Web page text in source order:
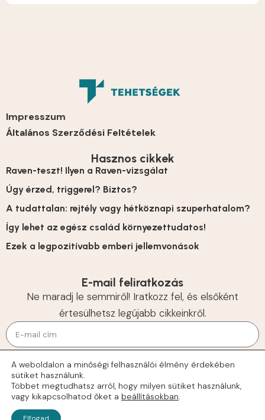
Impresszum
Általános Szerződési Feltételek
Hasznos cikkek
Raven-teszt! Ilyen a Raven-vizsgálat
Úgy érzed, triggerel? Biztos?
A tudattalan: rejtély vagy hétköznapi szuperhatalom?
Így lehet az egész család környezettudatos!
Ezek a legpozitívabb emberi jellemvonások
E-mail feliratkozás
Ne maradj le semmiről! Iratkozz fel, és elsőként
értesülhetsz legújabb cikkeinkről.
KÜLDÉS
© 2026 Tehetségek
A weboldalon a minőségi felhasználói élmény érdekében
sütiket használunk.
Többet megtudhatsz arról, hogy milyen sütiket használunk,
vagy kikapcsolhatod őket a beállításokban.